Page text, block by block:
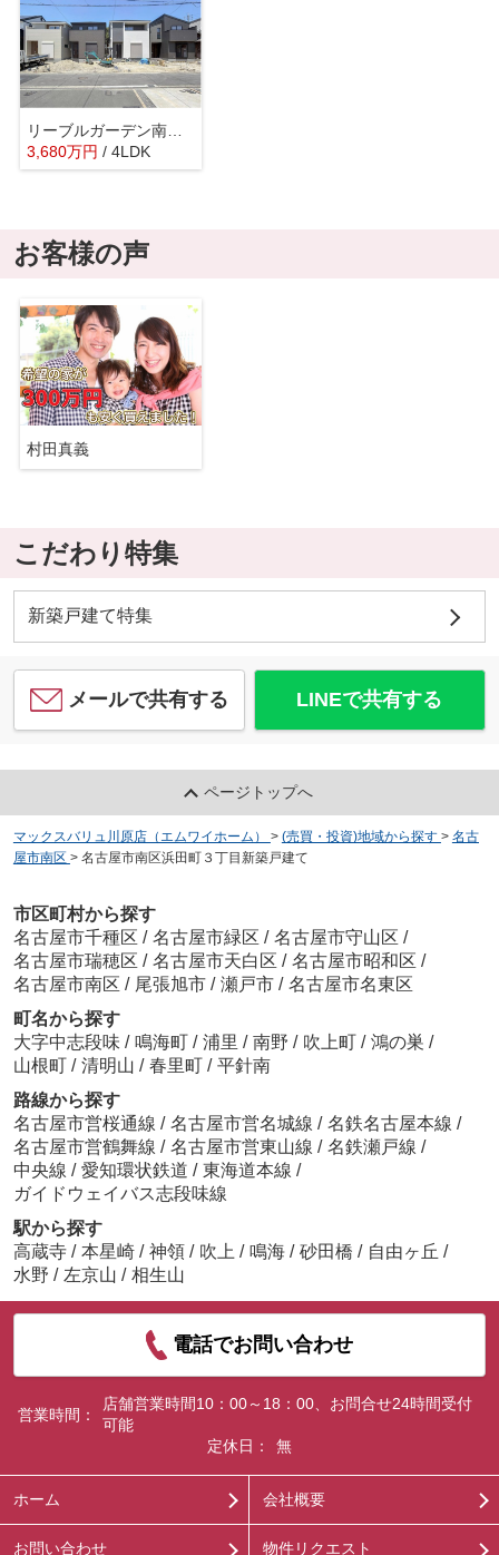
リーブルガーデン南野2丁目第3
3,680万円 / 4LDK
お客様の声
村田真義
こだわり特集
新築戸建て特集
メールで共有する LINEで共有する
ページトップへ
マックスバリュ川原店（エムワイホーム） > (売買・投資)地域から探す > 名古
屋市南区 > 名古屋市南区浜田町３丁目新築戸建て
市区町村から探す
名古屋市千種区 / 名古屋市緑区 / 名古屋市守山区 /
名古屋市瑞穂区 / 名古屋市天白区 / 名古屋市昭和区 /
名古屋市南区 / 尾張旭市 / 瀬戸市 / 名古屋市名東区
町名から探す
大字中志段味 / 鳴海町 / 浦里 / 南野 / 吹上町 / 鴻の巣 /
山根町 / 清明山 / 春里町 / 平針南
路線から探す
名古屋市営桜通線 / 名古屋市営名城線 / 名鉄名古屋本線 /
名古屋市営鶴舞線 / 名古屋市営東山線 / 名鉄瀬戸線 /
中央線 / 愛知環状鉄道 / 東海道本線 /
ガイドウェイバス志段味線
駅から探す
高蔵寺 / 本星崎 / 神領 / 吹上 / 鳴海 / 砂田橋 / 自由ヶ丘 /
水野 / 左京山 / 相生山
電話でお問い合わせ
営業時間：
店舗営業時間10：00～18：00、お問合せ24時間受付
可能
定休日：
無
ホーム 会社概要
お問い合わせ 物件リクエスト